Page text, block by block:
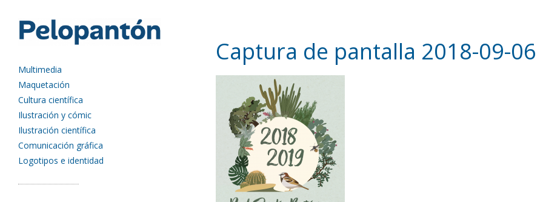
Multimedia
Maquetación
Cultura científica
Ilustración y cómic
Ilustración científica
Comunicación gráfica
Logotipos e identidad
Captura de pantalla 2018-09-